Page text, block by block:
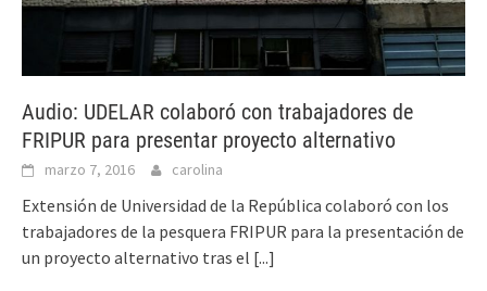
Audio: UDELAR colaboró con trabajadores de
FRIPUR para presentar proyecto alternativo
marzo 7, 2016 carolina
Extensión de Universidad de la República colaboró con los
trabajadores de la pesquera FRIPUR para la presentación de
un proyecto alternativo tras el [...]